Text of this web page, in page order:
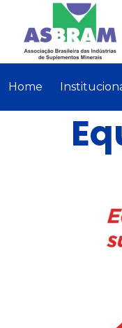
Home